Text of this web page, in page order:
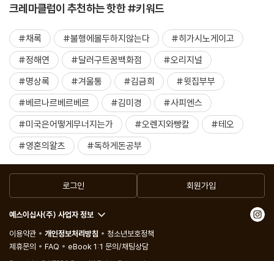
크레마클럽이 추천하는 핫한 #키워드
#채록 #불행에몰두하지않는다
#히가시노게이고
#정해연
#달러구트꿈백화점
#오리지널
#명상록
#겨울통 #김금희
#윗집부부
#베르나르베르베르
#김미경
#사피엔스
#미국은어떻게무너지는가
#오렌지와빵칼
#테오
#영혼의왈츠
#독하게돈공부
로그인 회원가입
예스이십사(주) 사업자 정보
이용약관
개인정보처리방침
청소년보호정책
제휴문의
FAQ eBook 1:1 문의/채팅상담